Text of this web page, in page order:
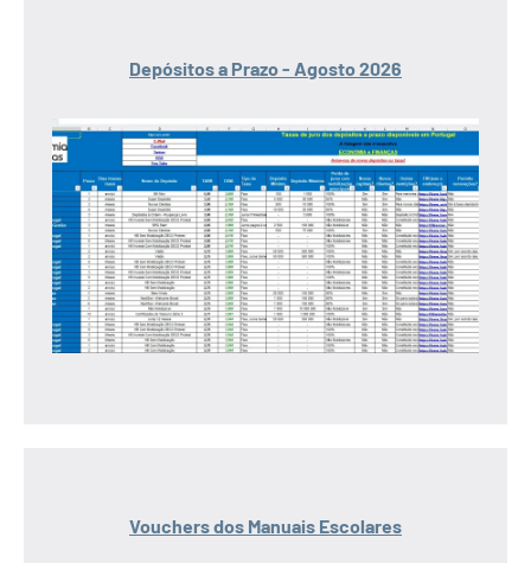
Depósitos a Prazo - Agosto 2026
Vouchers dos Manuais Escolares